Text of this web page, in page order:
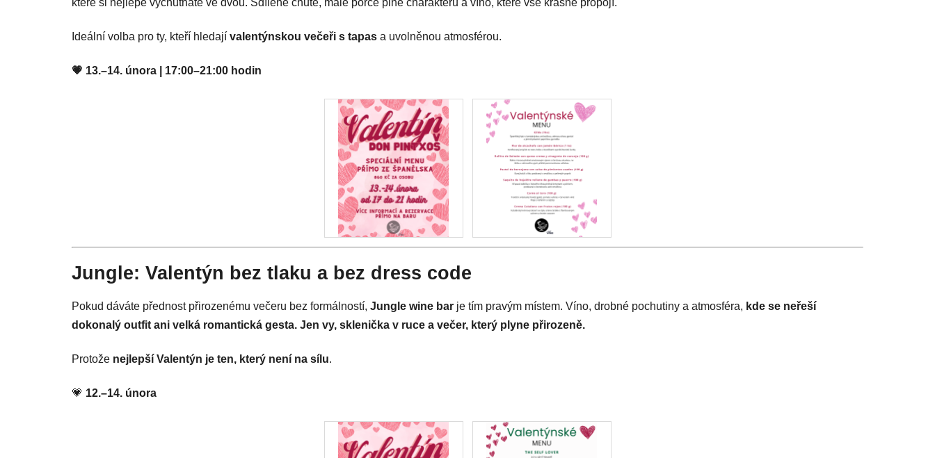
Ideální volba pro ty, kteří hledají valentýnskou večeři s tapas a uvolněnou atmosférou.
💗 13.–14. února | 17:00–21:00 hodin
Jungle: Valentýn bez tlaku a bez dress code
Pokud dáváte přednost přirozenému večeru bez formálností, Jungle wine bar je tím pravým místem. Víno, drobné pochutiny a atmosféra, kde se neřeší
dokonalý outfit ani velká romantická gesta. Jen vy, sklenička v ruce a večer, který plyne přirozeně.
Protože nejlepší Valentýn je ten, který není na sílu.
💗 12.–14. února